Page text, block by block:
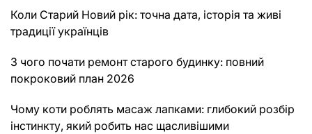
Коли Старий Новий рік: точна дата, історія та живі
традиції українців
З чого почати ремонт старого будинку: повний
покроковий план 2026
Чому коти роблять масаж лапками: глибокий розбір
інстинкту, який робить нас щасливішими